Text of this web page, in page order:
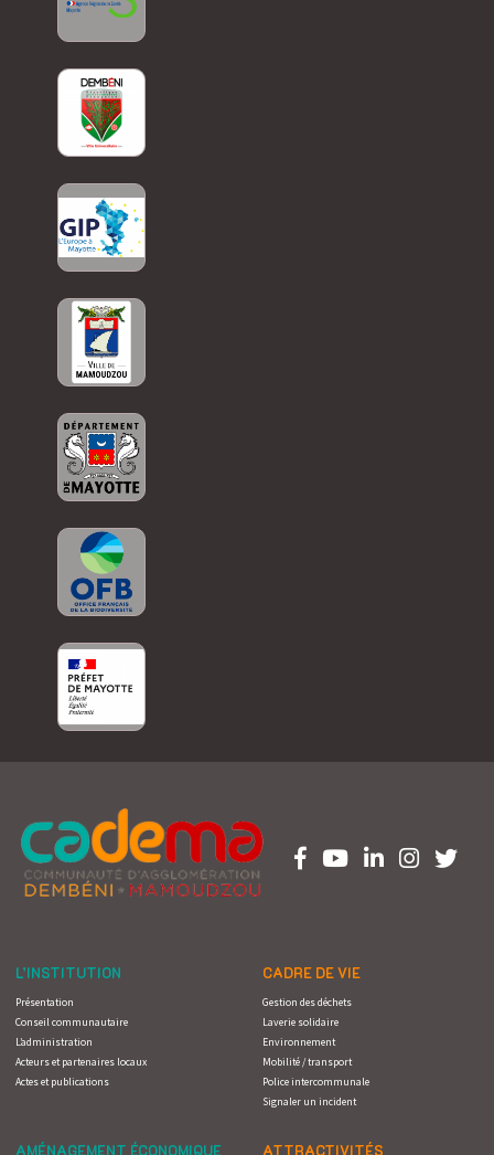
L’INSTITUTION
Présentation
Conseil communautaire
L’administration
Acteurs et partenaires locaux
Actes et publications
CADRE DE VIE
Gestion des déchets
Laverie solidaire
Environnement
Mobilité / transport
Police intercommunale
Signaler un incident
AMÉNAGEMENT ÉCONOMIQUE ATTRACTIVITÉS